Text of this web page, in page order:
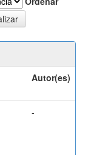
Autor(es)
-